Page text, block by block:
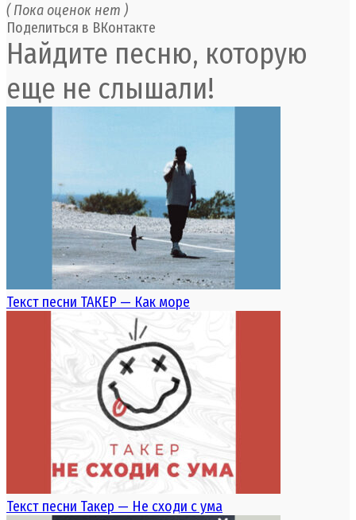
( Пока оценок нет )
Поделиться в ВКонтакте
Найдите песню, которую
еще не слышали!
Текст песни ТАКЕР — Как море
Текст песни Такер — Не сходи с ума